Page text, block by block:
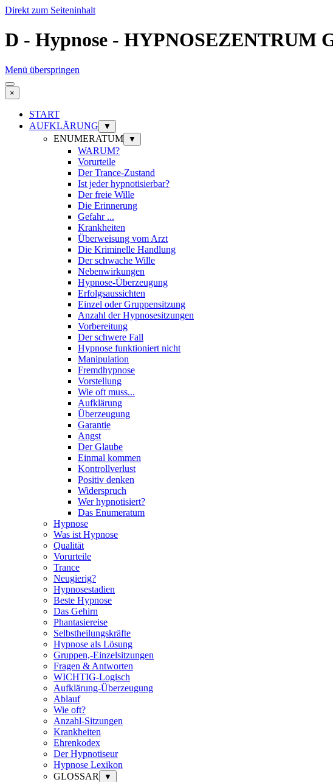
Direkt zum Seiteninhalt
D - Hypnose - HYPNOSEZENTRUM
Menü überspringen
×
START
AUFKLÄRUNG
▼
ENUMERATUM ▼
WARUM?
Vorurteile
Der Trance-Zustand
Ist jeder hypnotisierbar?
Der freie Wille
Die Erinnerung
Gefahr ...
Krankheiten
Überweisung vom Arzt
Die Kriminelle Handlung
Der schwache Wille
Nebenwirkungen
Hypnose-Überzeugung
Erfolgsaussichten
Einzel oder Gruppensitzung
Anzahl der Hypnosesitzungen
Vorbereitung
Der schwere Fall
Hypnose funktioniert nicht
Manipulation
Fremdhypnose
Vorstellung
Wie oft muss...
Aufklärung
Überzeugung
Garantie
Angst
Der Glaube
Einmal kommen
Kontrollverlust
Positiv denken
Widerspruch
Wer hypnotisiert?
Das Enumeratum
Hypnose
Was ist Hypnose
Qualität
Vorurteile
Trance
Neugierig?
Hypnosestadien
Beste Hypnose
Das Gehirn
Phantasiereise
Selbstheilungskräfte
Hypnose als Lösung
Gruppen,-Einzelsitzungen
Fragen & Antworten
WICHTIG-Logisch
Aufklärung-Überzeugung
Ablauf
Wie oft?
Anzahl-Sitzungen
Krankheiten
Ehrenkodex
Der Hypnotiseur
Hypnose Lexikon
GLOSSAR
▼